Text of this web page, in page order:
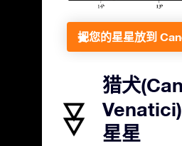
把您的星星放到
猎犬
星星